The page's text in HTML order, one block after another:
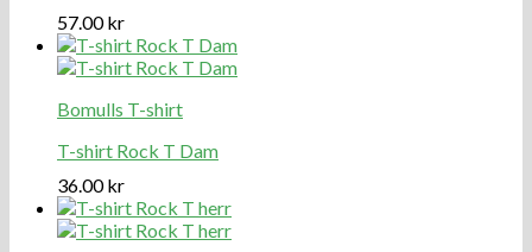
57.00kr
Bomulls T-shirt
T-shirt Rock T Dam
36.00kr